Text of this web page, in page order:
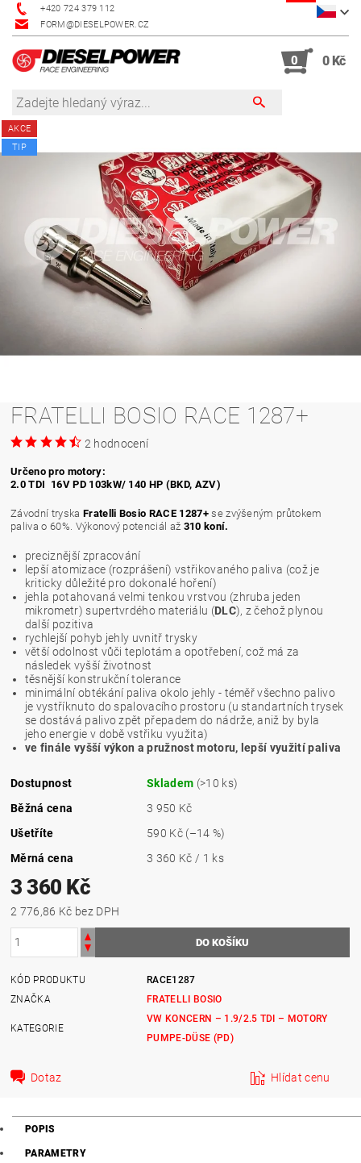
+420 724 379 112
FORM@DIESELPOWER.CZ
0 0 Kč
AKCE
TIP
FRATELLI BOSIO RACE 1287+
2 hodnocení
Určeno pro motory:
2.0 TDI 16V PD 103kW/ 140 HP (BKD, AZV)
Závodní tryska Fratelli Bosio RACE 1287+se zvýšeným průtokem
paliva o 60%. Výkonový potenciál až 310 koní.
preciznější zpracování
lepší atomizace (rozprášení) vstřikovaného paliva (což je
kriticky důležité pro dokonalé hoření)
jehla potahovaná velmi tenkou vrstvou (zhruba jeden
mikrometr) supertvrdého materiálu (DLC), z čehož plynou
další pozitiva
rychlejší pohyb jehly uvnitř trysky
větší odolnost vůči teplotám a opotřebení, což má za
následek vyšší životnost
těsnější konstrukční tolerance
minimální obtékání paliva okolo jehly - téměř všechno palivo
je vystříknuto do spalovacího prostoru (u standartních trysek
se dostává palivo zpět přepadem do nádrže, aniž by byla
jeho energie v době vstřiku využita)
ve finále vyšší výkon a pružnost motoru, lepší využití paliva
Dostupnost Skladem (>10 ks)
Běžná cena
3 950 Kč
Ušetříte
590 Kč (–14 %)
Měrná cena
3 360 Kč / 1 ks
3 360 Kč
2 776,86 Kč bez DPH
KÓD PRODUKTU
RACE1287
ZNAČKA
FRATELLI BOSIO
KATEGORIE
VW KONCERN – 1.9/2.5 TDI – MOTORY
PUMPE-DÜSE (PD)
Dotaz Hlídat cenu
POPIS
PARAMETRY